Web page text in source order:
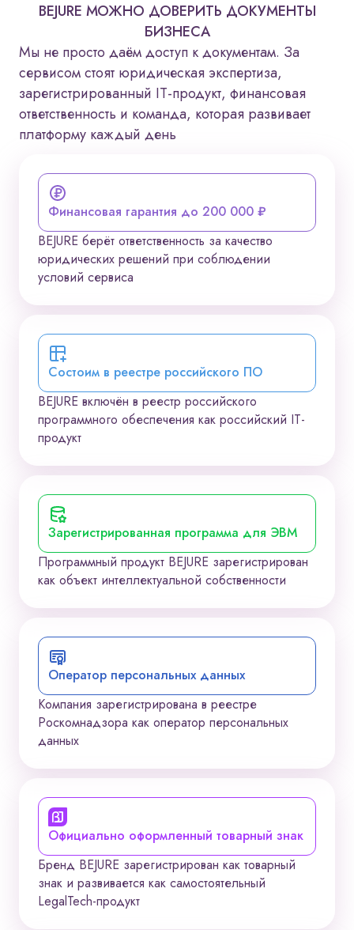
BEJURE МОЖНО ДОВЕРИТЬ ДОКУМЕНТЫ
БИЗНЕСА
Мы не просто даём доступ к документам. За
сервисом стоят юридическая экспертиза,
зарегистрированный IT-продукт, финансовая
ответственность и команда, которая развивает
платформу каждый день
Финансовая гарантия до 200 000 ₽
BEJURE берёт ответственность за качество
юридических решений при соблюдении
условий сервиса
Состоим в реестре российского ПО
BEJURE включён в реестр российского
программного обеспечения как российский IT-
продукт
Зарегистрированная программа для ЭВМ
Программный продукт BEJURE зарегистрирован
как объект интеллектуальной собственности
Оператор персональных данных
Компания зарегистрирована в реестре
Роскомнадзора как оператор персональных
данных
Официально оформленный товарный знак
Бренд BEJURE зарегистрирован как товарный
знак и развивается как самостоятельный
LegalTech-продукт